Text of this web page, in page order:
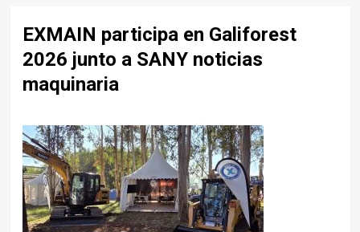
EXMAIN participa en Galiforest
2026 junto a SANY noticias
maquinaria